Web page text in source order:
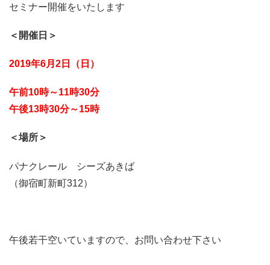
セミナー開催をいたします
＜開催日＞
2019年6月2日（日）
午前10時～11時30分
午後13時30分～15時
＜場所＞
パナクレール シーズあきば
（御宿町新町312）
午後若干空いていますので、お問い合わせ下さい